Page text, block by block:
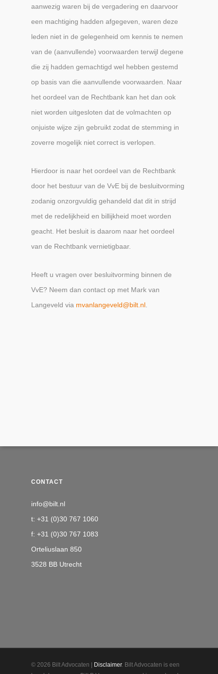
aanwezig waren bij de vergadering en daarvoor
een machtiging hadden afgegeven, waren deze
leden niet in de gelegenheid om kennis te nemen
van de (aanvullende) voorwaarden terwijl degene
die zij hadden gemachtigd wel hebben gestemd
op basis van die aanvullende voorwaarden. Naar
het oordeel van de Rechtbank kan het dan ook
niet worden uitgesloten dat de volmachten op
onjuiste wijze zijn gebruikt zodat de stemming in
zoverre mogelijk niet correct is verlopen.
Hierdoor is naar het oordeel van de Rechtbank
door het bestuur van de VvE bij de besluitvorming
zodanig onzorgvuldig gehandeld dat dit in strijd
met de redelijkheid en billijkheid moet worden
geacht. Het besluit is daarom naar het oordeel
van de Rechtbank vernietigbaar.
Heeft u vragen over besluitvorming binnen de
VvE? Neem dan contact op met Mark van
Langeveld via mvanlangeveld@bilt.nl
CONTACT
info@bilt.nl
t: +31 (0)30 767 1060
f: +31 (0)30 767 1083
Orteliuslaan 850
3528 BB Utrecht
© 2026 Bilt Advocaten | Disclaimer. Bilt Advocaten is een